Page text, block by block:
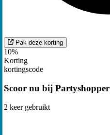
Pak deze korting
10%
Korting
kortingscode
Scoor nu bij Partyshopper
2 keer gebruikt